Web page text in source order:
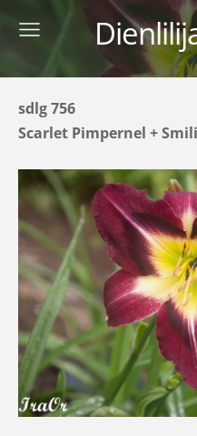
sdlg 756
Scarlet Pimpernel +